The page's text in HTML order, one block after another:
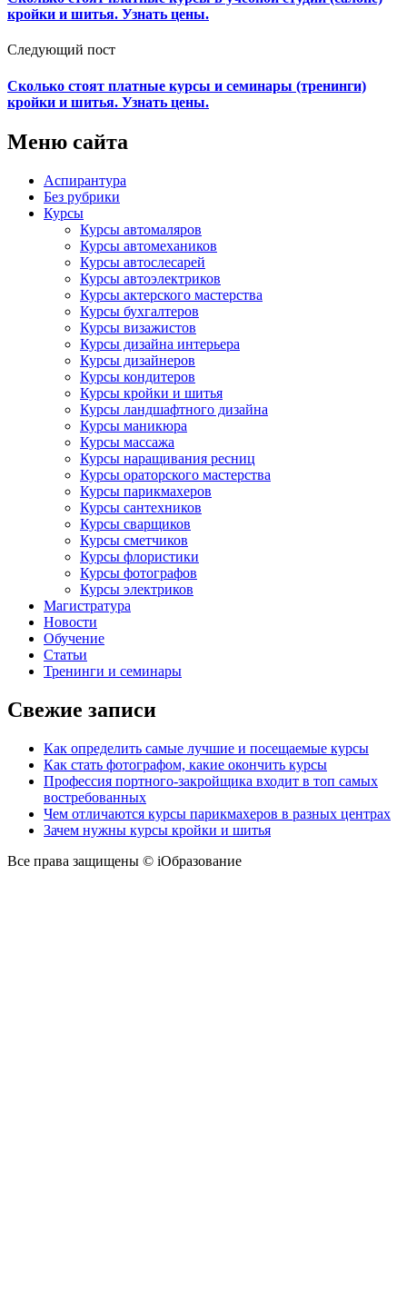
кройки и шитья. Узнать цены.
Следующий пост
Сколько стоят платные курсы и семинары (тренинги)
кройки и шитья. Узнать цены.
Меню сайта
Аспирантура
Без рубрики
Курсы
Курсы автомаляров
Курсы автомехаников
Курсы автослесарей
Курсы автоэлектриков
Курсы актерского мастерства
Курсы бухгалтеров
Курсы визажистов
Курсы дизайна интерьера
Курсы дизайнеров
Курсы кондитеров
Курсы кройки и шитья
Курсы ландшафтного дизайна
Курсы маникюра
Курсы массажа
Курсы наращивания ресниц
Курсы ораторского мастерства
Курсы парикмахеров
Курсы сантехников
Курсы сварщиков
Курсы сметчиков
Курсы флористики
Курсы фотографов
Курсы электриков
Магистратура
Новости
Обучение
Статьи
Тренинги и семинары
Свежие записи
Как определить самые лучшие и посещаемые курсы
Как стать фотографом, какие окончить курсы
Профессия портного-закройщика входит в топ самых
востребованных
Чем отличаются курсы парикмахеров в разных центрах
Зачем нужны курсы кройки и шитья
Все права защищены © iОбразование